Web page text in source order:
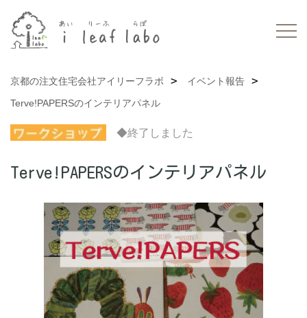
京都の注文住宅会社アイリーフラボ
イベント報告
Terve!PAPERSのインテリアパネル
◆終了しました
Terve!PAPERSのインテリアパネル